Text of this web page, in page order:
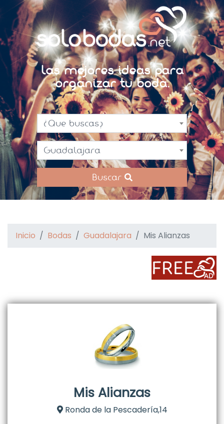
Las mejores ideas para
organizar tu boda.
¿Que buscas?
Guadalajara
Buscar
Inicio Bodas Guadalajara Mis Alianzas
Mis Alianzas
Ronda de la Pescadería,14